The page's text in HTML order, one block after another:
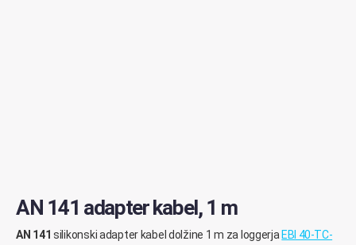
AN 141 adapter kabel, 1 m
AN 141 silikonski adapter kabel dolžine 1 m za loggerja EBI 40-TC-